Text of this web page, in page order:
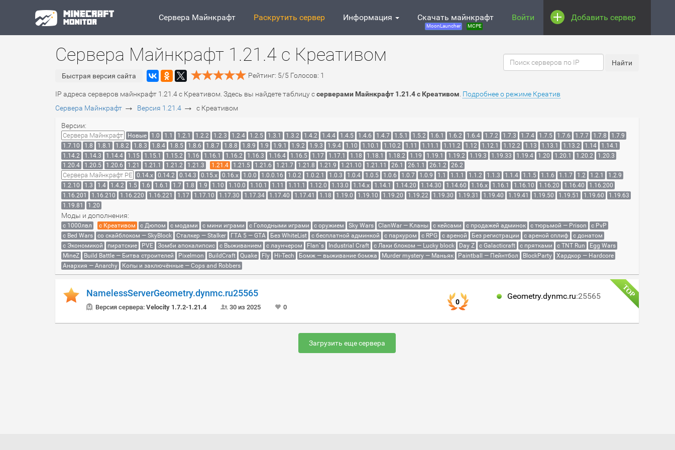
Сервера Майнкрафт Раскрутить сервер Информация Скачать майнкрафт
MoonLauncher MCPE
Войти Добавить сервер
Сервера Майнкрафт 1.21.4 c Креативом
Быстрая версия сайта Рейтинг: 5/5 Голосов: 1
IP адреса серверов майнкрафт 1.21.4 c Креативом. Здесь вы найдете таблицу ссерверами Майнкрафт 1.21.4 c Креативом Подробнее о режиме Креатив
Сервера Майнкрафт → Версия 1.21.4 → c Креативом
Версии:
Сервера Майнкрафт Новые 1.0 1.1 1.2.1 1.2.2 1.2.3 1.2.4 1.2.5 1.3.1 1.3.2 1.4.2 1.4.4 1.4.5 1.4.6 1.4.7 1.5.1 1.5.2 1.6.1 1.6.2 1.6.4 1.7.2 1.7.3 1.7.4 1.7.5 1.7.6 1.7.7 1.7.8
1.7.9
1.7.10
1.8 1.8.1 1.8.2 1.8.3 1.8.4 1.8.5 1.8.6 1.8.7 1.8.8 1.8.9 1.9 1.9.1 1.9.2 1.9.3 1.9.4 1.10 1.10.1 1.10.2 1.11 1.11.1 1.11.2 1.12 1.12.1 1.12.2 1.13 1.13.1 1.13.2 1.14
1.14.1
1.14.2
1.14.3 1.14.4 1.15 1.15.1 1.15.2 1.16 1.16.1 1.16.2 1.16.3 1.16.4 1.16.5 1.17 1.17.1 1.18 1.18.1 1.18.2 1.19 1.19.1 1.19.2 1.19.3 1.19.33 1.19.4 1.20 1.20.1 1.20.2
1.20.3
1.20.4
1.20.5 1.20.6 1.21 1.21.1 1.21.2 1.21.3 1.21.4 1.21.5 1.21.6 1.21.7 1.21.8 1.21.9 1.21.10 1.21.11 26.1 26.1.1 26.1.2 26.2
Сервера Майнкрафт PE 0.14.x 0.14.2 0.14.3 0.15.x 0.16.x 1.0.0 1.0.0.16 1.0.2 1.0.2.1 1.0.3 1.0.4 1.0.5 1.0.6 1.0.7 1.0.9 1.1 1.1.1 1.1.2 1.1.3 1.1.4 1.1.5 1.1.6 1.1.7 1.2 1.2.1
1.2.9
1.2.10
1.3 1.4 1.4.2 1.5 1.6 1.6.1 1.7 1.8 1.9 1.10 1.10.0 1.10.1 1.11 1.11.1 1.12.0 1.13.0 1.14.x 1.14.1 1.14.20 1.14.30 1.14.60 1.16.x 1.16.1 1.16.10 1.16.20 1.16.40
1.16.200
1.16.201
1.16.210 1.16.220 1.16.221 1.17 1.17.10 1.17.30 1.17.34 1.17.40 1.17.41 1.18 1.19.0 1.19.10 1.19.20 1.19.22 1.19.30 1.19.31 1.19.40 1.19.41 1.19.50 1.19.51 1.19.60
1.19.63
1.19.81
1.20
Моды и дополнения:
с 1000лвл c Креативом с Дюпом с модами с мини играми с Голодными играми с оружием Sky Wars ClanWar — Кланы с кейсами с продажей админок с тюрьмой — Prison
с PvP
с Bed Wars
со скайблоком — SkyBlock Сталкер — Stalker ГТА 5 — GTA Без WhiteList с бесплатной админкой с паркуром с RPG с ареной Без регистрации с ареной сплиф
с донатом
с Экономикой
пиратские PVE Зомби апокалипсис с Выживанием с лаунчером Flan`s Industrial Craft с Лаки блоком — Lucky block Day Z с Galacticraft с прятками с TNT Run
Egg Wars
MineZ
Build Battle — Битва строителей Pixelmon BuildCraft Quake Fly Hi-Tech Бомж — выживание бомжа Murder mystery — Маньяк Paintball — Пейнтбол BlockParty
Хардкор — Hardcore
Анархия — Anarchy
Копы и заключённые — Cops and Robbers
NamelessServerGeometry.dynmc.ru25565
Версия сервера: Velocity 1.7.2-1.21.4 30 из 2025 0
0
Geometry.dynmc.ru:25565
Загрузить еще сервера